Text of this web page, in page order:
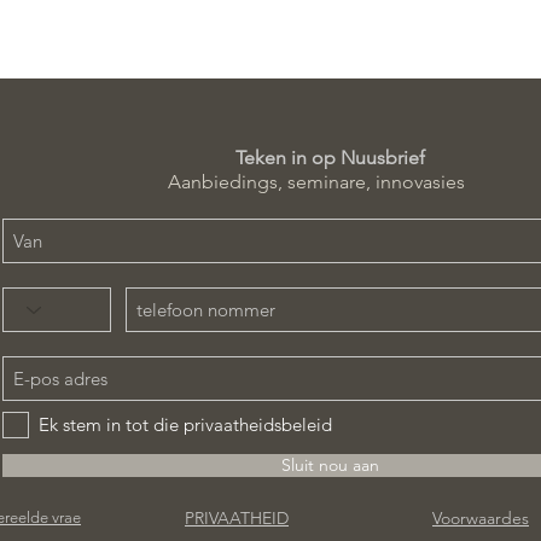
Teken in op Nuusbrief
Aanbiedings, seminare, innovasies
Ek stem in tot die privaatheidsbeleid
Sluit nou aan
vrae PRIVAATHEID Voorwaardes